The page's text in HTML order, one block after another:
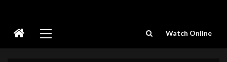
Menu
Watch Online